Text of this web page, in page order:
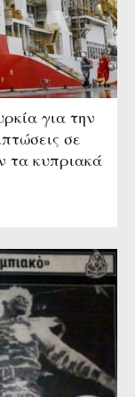
για την
σε
τα κυπριακά